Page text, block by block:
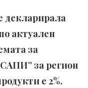
декларирала
актуален
за
за регион
е 2%.